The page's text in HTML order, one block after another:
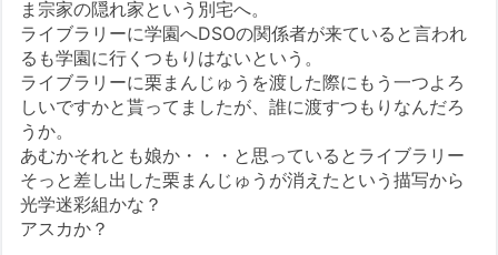
ま宗家の隠れ家という別宅へ。
ライブラリーに学園へDSOの関係者が来ていると言われ
るも学園に行くつもりはないという。
ライブラリーに栗まんじゅうを渡した際にもう一つよろ
しいですかと貰ってましたが、誰に渡すつもりなんだろ
うか。
あむかそれとも娘か・・・と思っているとライブラリー
そっと差し出した栗まんじゅうが消えたという描写から
光学迷彩組かな？
アスカか？